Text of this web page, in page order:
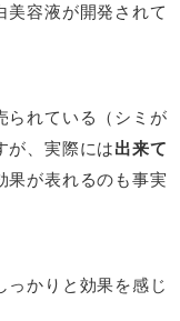
美容液が開発されて
られている（シミが
が、実際には出来て
果が表れるのも事実
っかりと効果を感じ